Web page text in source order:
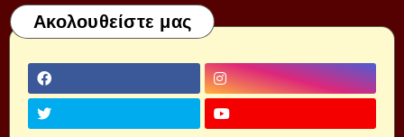
Ακολουθείστε μας